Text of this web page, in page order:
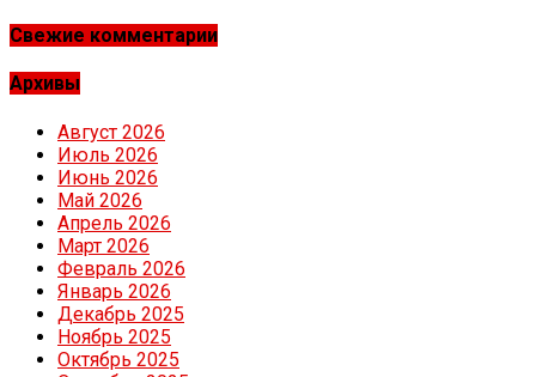
Свежие комментарии
Архивы
Август 2026
Июль 2026
Июнь 2026
Май 2026
Апрель 2026
Март 2026
Февраль 2026
Январь 2026
Декабрь 2025
Ноябрь 2025
Октябрь 2025